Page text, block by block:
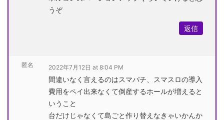
うぞ
返信
匿名 2022年7月12日 at 8:04 PM
間違いなく言えるのはスマパチ、スマスロの導入
費用をペイ出来なくて倒産するホールが増えると
いうこと
台だけじゃなくて島ごと作り替えなきゃいかんか